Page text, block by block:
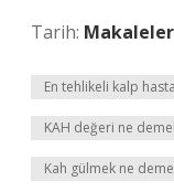
Tarih: Makaleler
En tehlikeli kalp
KAH değeri ne
Kah gülmek ne